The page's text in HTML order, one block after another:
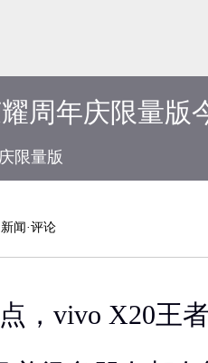
周年庆限量版
限量版
新闻·评论
，vivo X20王